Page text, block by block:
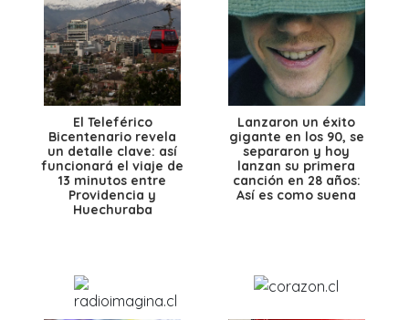
El Teleférico
Bicentenario revela
un detalle clave: así
funcionará el viaje de
13 minutos entre
Providencia y
Huechuraba
Lanzaron un éxito
gigante en los 90, se
separaron y hoy
lanzan su primera
canción en 28 años:
Así es como suena